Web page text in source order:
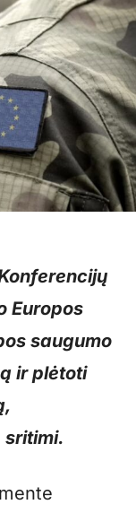
Europos
saugumo
ir plėtoti
sritimi.